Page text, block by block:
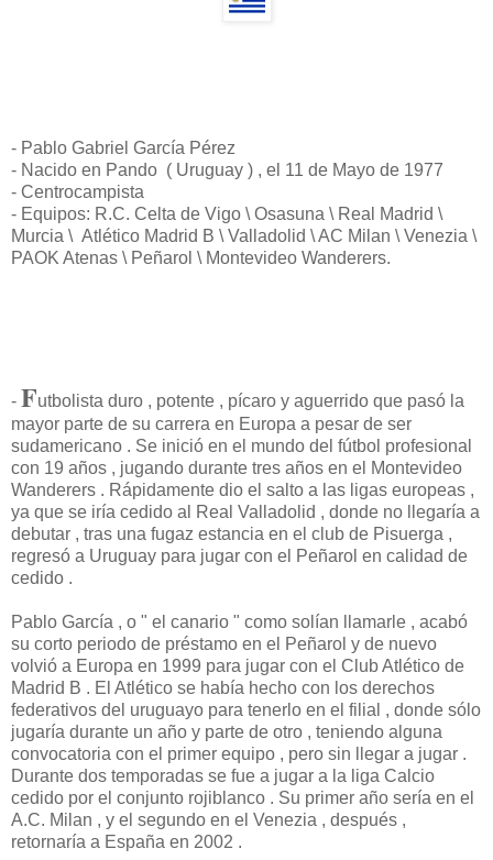
- Pablo Gabriel García Pérez
- Nacido en Pando ( Uruguay ) , el 11 de Mayo de 1977
- Centrocampista
- Equipos: R.C. Celta de Vigo \ Osasuna \ Real Madrid \
Murcia \ Atlético Madrid B \ Valladolid \ AC Milan \ Venezia \
PAOK Atenas \ Peñarol \ Montevideo Wanderers.
- Futbolista duro , potente , pícaro y aguerrido que pasó la
mayor parte de su carrera en Europa a pesar de ser
sudamericano . Se inició en el mundo del fútbol profesional
con 19 años , jugando durante tres años en el Montevideo
Wanderers . Rápidamente dio el salto a las ligas europeas ,
ya que se iría cedido al Real Valladolid , donde no llegaría a
debutar , tras una fugaz estancia en el club de Pisuerga ,
regresó a Uruguay para jugar con el Peñarol en calidad de
cedido .
Pablo García , o " el canario " como solían llamarle , acabó
su corto periodo de préstamo en el Peñarol y de nuevo
volvió a Europa en 1999 para jugar con el Club Atlético de
Madrid B . El Atlético se había hecho con los derechos
federativos del uruguayo para tenerlo en el filial , donde sólo
jugaría durante un año y parte de otro , teniendo alguna
convocatoria con el primer equipo , pero sin llegar a jugar .
Durante dos temporadas se fue a jugar a la liga Calcio
cedido por el conjunto rojiblanco . Su primer año sería en el
A.C. Milan , y el segundo en el Venezia , después ,
retornaría a España en 2002 .